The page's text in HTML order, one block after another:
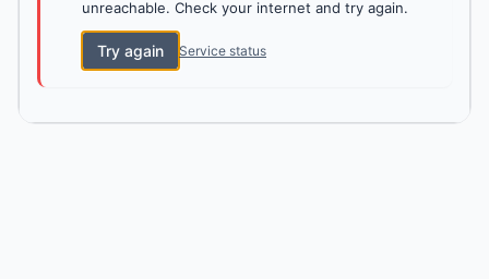
unreachable. Check your internet and try again.
Try again Service status